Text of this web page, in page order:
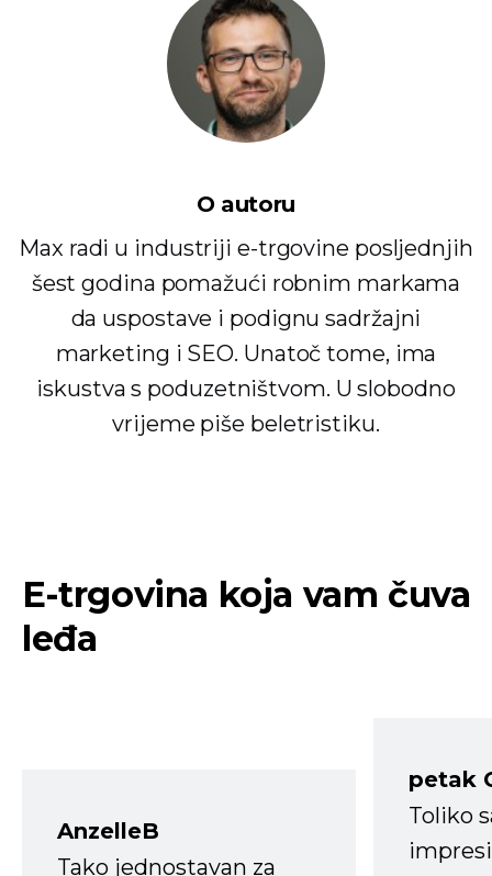
O autoru
Max radi u industriji e-trgovine posljednjih
šest godina pomažući robnim markama
da uspostave i podignu sadržajni
marketing i SEO. Unatoč tome, ima
iskustva s poduzetništvom. U slobodno
vrijeme piše beletristiku.
E-trgovina koja vam čuva
leđa
AnzelleB
Tako jednostavan za
petak
Toliko